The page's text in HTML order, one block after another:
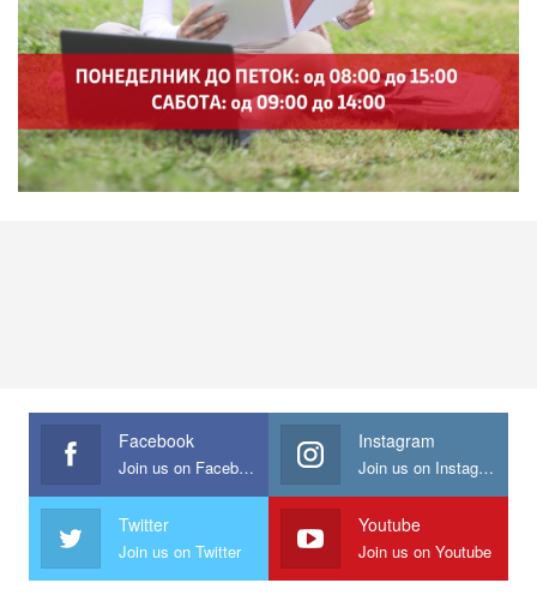
Facebook
Join us on Facebook
Instagram
Join us on Instagram
Twitter
Join us on Twitter
Youtube
Join us on Youtube